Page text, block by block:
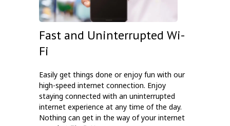
Fast and Uninterrupted Wi-
Fi
Easily get things done or enjoy fun with our
high-speed internet connection. Enjoy
staying connected with an uninterrupted
internet experience at any time of the day.
Nothing can get in the way of your internet